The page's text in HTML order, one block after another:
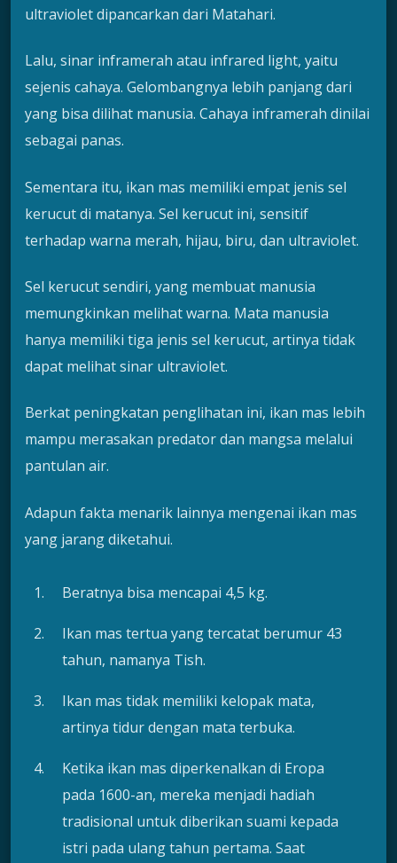
ultraviolet dipancarkan dari Matahari.
Lalu, sinar inframerah atau infrared light, yaitu
sejenis cahaya. Gelombangnya lebih panjang dari
yang bisa dilihat manusia. Cahaya inframerah dinilai
sebagai panas.
Sementara itu, ikan mas memiliki empat jenis sel
kerucut di matanya. Sel kerucut ini, sensitif
terhadap warna merah, hijau, biru, dan ultraviolet.
Sel kerucut sendiri, yang membuat manusia
memungkinkan melihat warna. Mata manusia
hanya memiliki tiga jenis sel kerucut, artinya tidak
dapat melihat sinar ultraviolet.
Berkat peningkatan penglihatan ini, ikan mas lebih
mampu merasakan predator dan mangsa melalui
pantulan air.
Adapun fakta menarik lainnya mengenai ikan mas
yang jarang diketahui.
Beratnya bisa mencapai 4,5 kg.
Ikan mas tertua yang tercatat berumur 43
tahun, namanya Tish.
Ikan mas tidak memiliki kelopak mata,
artinya tidur dengan mata terbuka.
Ketika ikan mas diperkenalkan di Eropa
pada 1600-an, mereka menjadi hadiah
tradisional untuk diberikan suami kepada
istri pada ulang tahun pertama. Saat